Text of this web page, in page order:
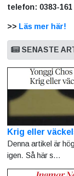
telefon: 0383-
>> Läs mer här!
SENASTE
Krig eller
Denna artikel är
igen. Så här s...